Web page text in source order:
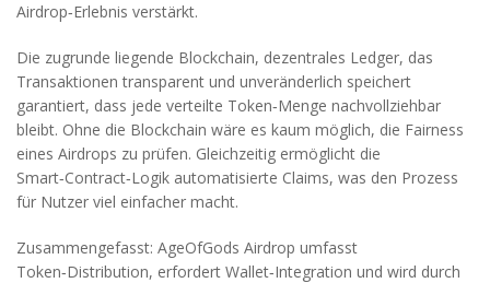
Airdrop‑Erlebnis verstärkt.
Die zugrunde liegende Blockchain, dezentrales Ledger, das
Transaktionen transparent und unveränderlich speichert
garantiert, dass jede verteilte Token‑Menge nachvollziehbar
bleibt. Ohne die Blockchain wäre es kaum möglich, die Fairness
eines Airdrops zu prüfen. Gleichzeitig ermöglicht die
Smart‑Contract‑Logik automatisierte Claims, was den Prozess
für Nutzer viel einfacher macht.
Zusammengefasst: AgeOfGods Airdrop umfasst
Token‑Distribution, erfordert Wallet‑Integration und wird durch